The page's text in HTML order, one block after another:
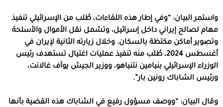
واستمر البيان: “وفي إطار هذه اللقاءات، طُلب من الإسرائيلي تنفيذ
مهام لصالح إيراني داخل إسرائيل، وتشمل نقل الأموال والأسلحة
وتصوير أماكن مكتظة بالسكان. وخلال زيارته الثانية لإيران في
أغسطس 2024، طُلب منه تنفيذ عمليات اغتيال تستهدف رئيس
الوزراء الإسرائيلي بنيامين نتنياهو، ووزير الجيش يوآف غالانت،
ورئيس الشاباك رونين بار”.
وقال البيان: “ووصف مسؤول رفيع في الشاباك هذه القضية بأنها